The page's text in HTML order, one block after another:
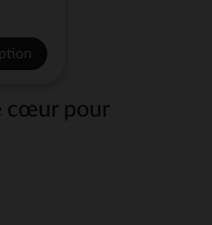
cœur pour